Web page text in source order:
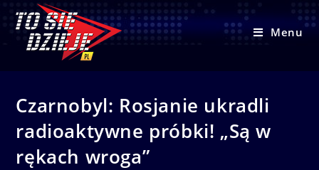
content
Menu
Czarnobyl: Rosjanie ukradli
radioaktywne próbki! „Są w
rękach wroga”